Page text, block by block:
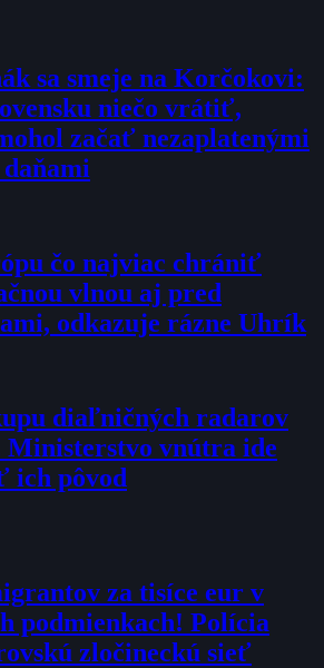
sa smeje na Korčokovi:
niečo vrátiť,
začať nezaplatenými
čo najviac chrániť
vlnou aj pred
odkazuje rázne Uhrík
diaľničných radarov
Ministerstvo vnútra ide
ich pôvod
za tisíce eur v
podmienkach! Polícia
zločineckú sieť